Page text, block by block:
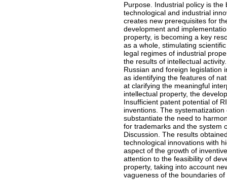
Purpose. Industrial policy is
technological and industrial
creates new prerequisites for
development and
property, is becoming a key
as a whole, stimulating
legal regimes of industrial
the results of intellectual
Russian and foreign legislation
as identifying the features of
at clarifying the meaningful
intellectual property, the
Insufficient patent potential of
inventions. The
substantiate the need to
for trademarks and the system
Discussion. The results
technological innovations with
aspect of the growth of
attention to the feasibility of
property, taking into account
vagueness of the boundaries